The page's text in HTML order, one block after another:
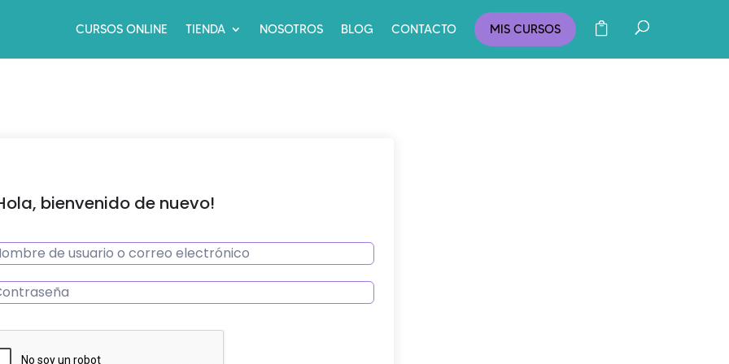
CURSOS ONLINE TIENDA NOSOTROS BLOG CONTACTO MIS CURSOS
bienvenido de nuevo!